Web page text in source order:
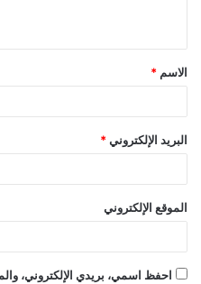
ق
*
الاسم *
البريد الإلكتروني *
الموقع الإلكتروني
احفظ اسمي، بريدي الإلكتروني،